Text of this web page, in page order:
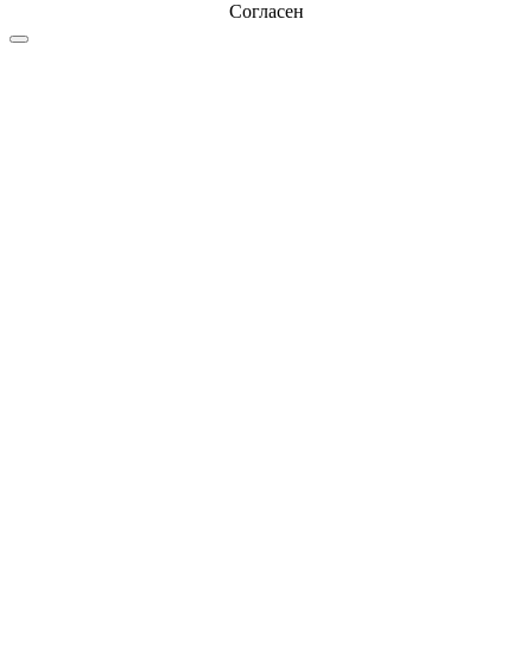
Согласен